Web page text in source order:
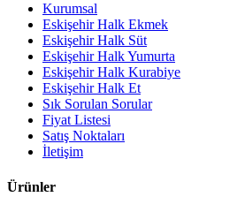
Kurumsal
Eskişehir Halk Ekmek
Eskişehir Halk Süt
Eskişehir Halk Yumurta
Eskişehir Halk Kurabiye
Eskişehir Halk Et
Sık Sorulan Sorular
Fiyat Listesi
Satış Noktaları
İletişim
Ürünler